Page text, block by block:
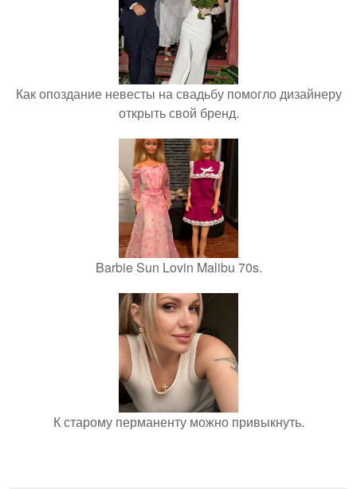
Как опоздание невесты на свадьбу помогло дизайнеру
открыть свой бренд.
Barbie Sun Lovin Malibu 70s.
К старому перманенту можно привыкнуть.